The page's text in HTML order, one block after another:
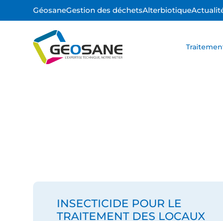
GéosaneGestion des déchetsAlterbiotique
INSECTICIDE POUR LE
TRAITEMENT DES LOCAUX